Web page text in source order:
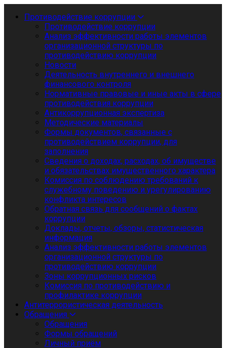
Противодействие коррупции
Противодействие коррупции
Анализ эффективности работы элементов
организационной структуры по
противодействию коррупции
Новости
Деятельность внутреннего и внешнего
финансового контроля
Нормативные правовые и иные акты в сфере
противодействия коррупции
Антикоррупционная экспертиза
Методические материалы
Формы документов, связанные с
противодействием коррупции, для
заполнения
Сведения о доходах, расходах, об имуществе
и обязательствах имущественного характера
Комиссия по соблюдению требований к
служебному поведению и урегулированию
конфликта интересов
Обратная связь для сообщений о фактах
коррупции
Доклады, отчеты, обзоры, статистическая
информация
Анализ эффективности работы элементов
организационной структуры по
противодействию коррупции
Зоны коррупционных рисков
Комиссия по противодействию и
профилактике коррупции
Антитеррористическая деятельность
Обращения
Обращения
Формы обращений
Личный приём